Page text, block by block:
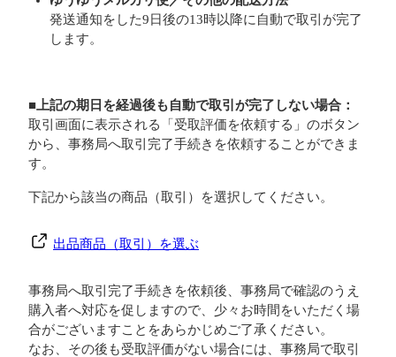
発送通知をした9日後の13時以降に自動で取引が完了
します。
■上記の期日を経過後も自動で取引が完了しない場合：
取引画面に表示される「受取評価を依頼する」のボタン
から、事務局へ取引完了手続きを依頼することができま
す。
下記から該当の商品（取引）を選択してください。
出品商品（取引）を選ぶ
事務局へ取引完了手続きを依頼後、事務局で確認のうえ
購入者へ対応を促しますので、少々お時間をいただく場
合がございますことをあらかじめご了承ください。
なお、その後も受取評価がない場合には、事務局で取引